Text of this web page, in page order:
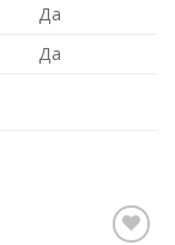
Да
Да